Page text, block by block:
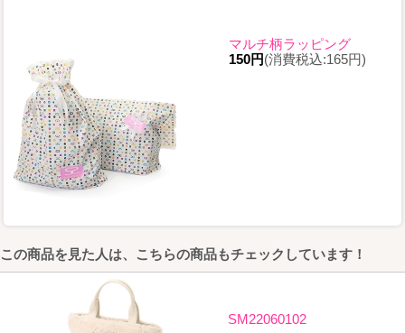
マルチ柄ラッピング
150円(消費税込:165円)
この商品を見た人は、こちらの商品もチェックしています！
SM22060102